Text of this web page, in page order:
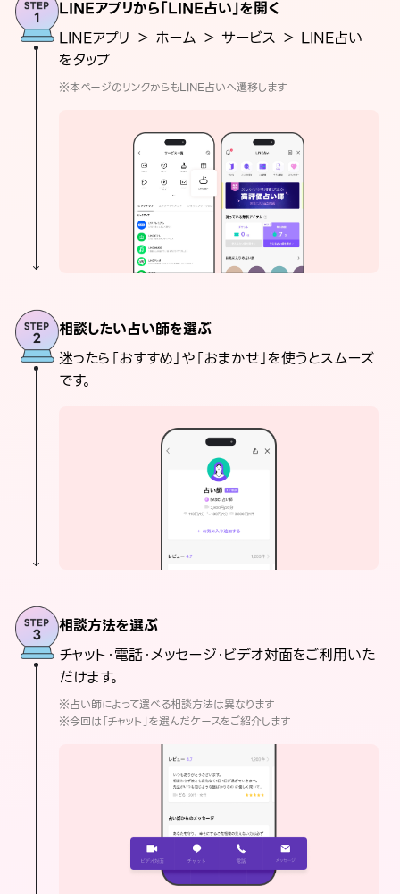
LINEアプリから「LINE占い」を開く
LINEアプリ ＞ ホーム ＞ サービス ＞ LINE占い
をタップ
※本ページのリンクからもLINE占いへ遷移します
相談したい占い師を選ぶ
迷ったら「おすすめ」や「おまかせ」を使うとスムーズ
です。
相談方法を選ぶ
チャット・電話・メッセージ・ビデオ対面をご利用いた
だけます。
※占い師によって選べる相談方法は異なります
※今回は「チャット」を選んだケースをご紹介します